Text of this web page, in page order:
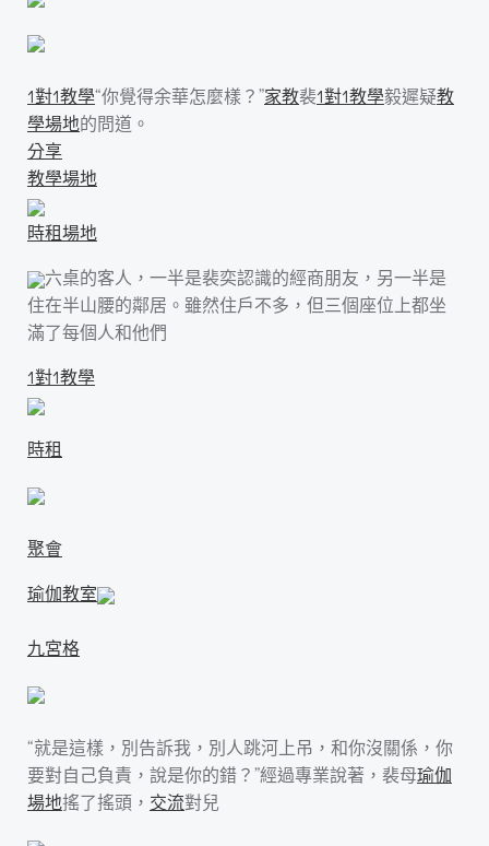
1對1教學“你覺得余華怎麼樣？”家教裴1對1教學毅遲疑教
學場地的問道。
分享
教學場地
時租場地
六桌的客人，一半是裴奕認識的經商朋友，另一半是
住在半山腰的鄰居。雖然住戶不多，但三個座位上都坐
滿了每個人和他們
1對1教學
時租
聚會
瑜伽教室
九宮格
“就是這樣，別告訴我，別人跳河上吊，和你沒關係，你
要對自己負責，說是你的錯？”經過專業說著，裴母瑜伽
場地搖了搖頭， 交流對兒